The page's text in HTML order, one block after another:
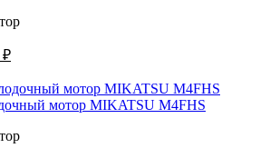
₽
мотор MIKATSU M4FHS